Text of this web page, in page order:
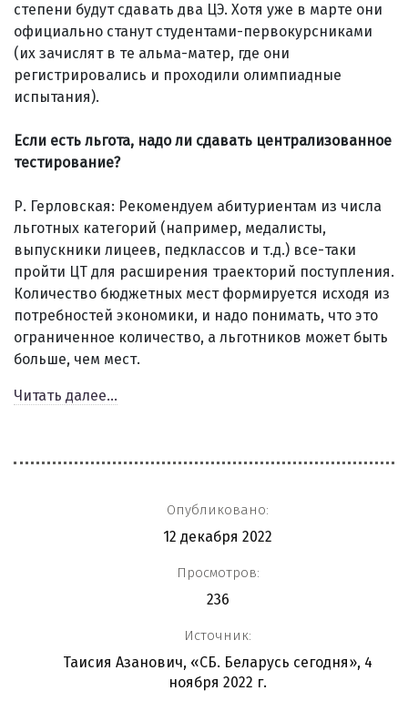
степени будут сдавать два ЦЭ. Хотя уже в марте они
официально станут студентами-первокурсниками
(их зачислят в те альма-матер, где они
регистрировались и проходили олимпиадные
испытания).
Если есть льгота, надо ли сдавать централизованное
тестирование?
Р. Герловская: Рекомендуем абитуриентам из числа
льготных категорий (например, медалисты,
выпускники лицеев, педклассов и т.д.) все-таки
пройти ЦТ для расширения траекторий поступления.
Количество бюджетных мест формируется исходя из
потребностей экономики, и надо понимать, что это
ограниченное количество, а льготников может быть
больше, чем мест.
Читать далее...
Опубликовано:
12 декабря 2022
Просмотров:
236
Источник:
Таисия Азанович, «СБ. Беларусь сегодня», 4
ноября 2022 г.